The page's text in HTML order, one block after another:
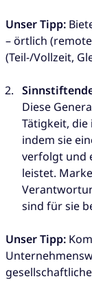
Unser Tipp:
– örtlich
(Teil-/Vollzeit,
Diese
Tätigkeit,
indem sie
verfolgt und
leistet.
sind für sie
Unser Tipp: